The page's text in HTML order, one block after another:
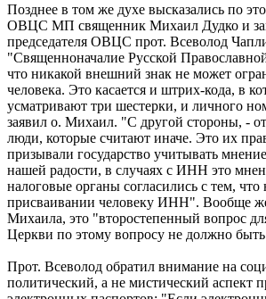
Позднее в том же духе высказались по
ОВЦС МП священник Михаил Дудко и
председателя ОВЦС прот. Всеволод
"Священноначалие Русской
что никакой внешний знак не может
человека. Это касается и штрих-кода, в
усматривают три шестерки, и личного
заявил о. Михаил. "С другой стороны, -
люди, которые считают иначе. Это их
призывали государство учитывать
нашей радости, в случаях с ИНН это
налоговые органы согласились с тем, что
присваивании человеку ИНН". Вообще
Михаила, это "второстепенный вопрос
Церкви по этому вопросу не должно быть
Прот. Всеволод обратил внимание на
политический, а не мистический аспект